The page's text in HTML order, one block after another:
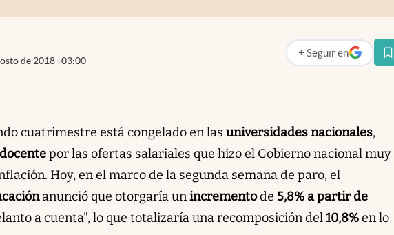
de 2018 03:00
+ Seguir en
abre en nueva pestaña
pestaña
pestaña
cuatrimestre está congelado en las universidades nacionales,
por las ofertas salariales que hizo el Gobierno nacional muy
Hoy, en el marco de la segunda semana de paro, el
anunció que otorgaría unincrementode 5,8% a partir de
a cuenta", lo que totalizaría una recomposición del10,8%en lo